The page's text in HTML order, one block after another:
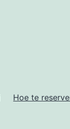
Hoe te